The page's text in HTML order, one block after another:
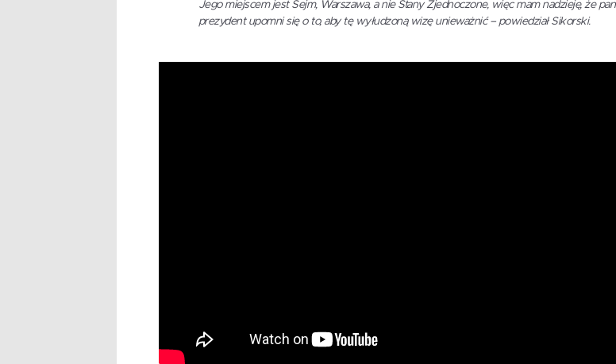
Jego miejscem jest Sejm, Warszawa, a nie Stany Zjednoczone, więc mam nadzieję, że pan
prezydent upomni się o to, aby tę wyłudzoną wizę unieważnić – powiedział Sikorski.